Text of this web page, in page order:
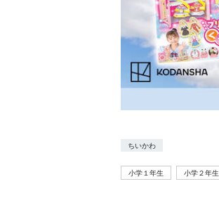
ちいかわ
小学１年生 小学２年生